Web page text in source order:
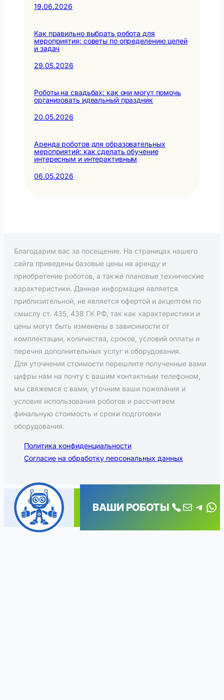
19.06.2026
Как правильно выбрать робота для
мероприятия: советы по определению целей
и задач
29.05.2026
Роботы на свадьбах: как они могут помочь
организовать идеальный праздник
20.05.2026
Аренда роботов для образовательных
мероприятий: как сделать обучение
интересным и интерактивным
06.05.2026
Благодарим вас за посещение. На страницах нашего
сайта приведены базовые цены на аренду и
приобретение роботов, а также плановые технические
характеристики. Данная информация является
приблизительной, не является офертой и акцептом по
смыслу ст. 435, 438 ГК РФ, так как характеристики и
цены могут быть изменены в зависимости от
комплектации, количества, сроков, условий оплаты и
перечня дополнительных услуг и оборудования.
Для уточнения стоимости перешлите полученные вами
цифры нам на почту c вашим контактным телефоном,
мы свяжемся с вами, уточним ваши пожелания и
условия использования роботов и рассчитаем
финальную стоимость и сроки подготовки
оборудования.
Политика конфиденциальности
Согласие на обработку персональных данных
ВАШИ РОБОТЫ Почта